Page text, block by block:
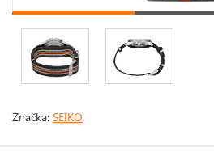
Značka: SEIKO